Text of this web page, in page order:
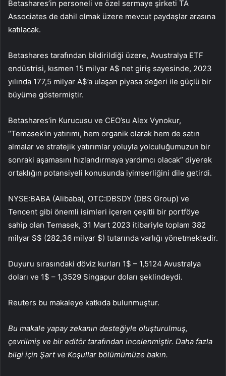
Betashares’in personeli ve özel sermaye şirketi TA
Associates de dahil olmak üzere mevcut paydaşlar arasına
katılacak.
Betashares tarafından bildirildiği üzere, Avustralya ETF
endüstrisi, kısmen 15 milyar A$ net giriş sayesinde, 2023
yılında 177,5 milyar A$’a ulaşan piyasa değeri ile güçlü bir
büyüme göstermiştir.
Betashares’in Kurucusu ve CEO’su Alex Vynokur,
“Temasek’in yatırımı, hem organik olarak hem de satın
almalar ve stratejik yatırımlar yoluyla yolculuğumuzun bir
sonraki aşamasını hızlandırmaya yardımcı olacak” diyerek
ortaklığın potansiyeli konusunda iyimserliğini dile getirdi.
NYSE:BABA (Alibaba), OTC:DBSDY (DBS Group) ve
Tencent gibi önemli isimleri içeren çeşitli bir portföye
sahip olan Temasek, 31 Mart 2023 itibariyle toplam 382
milyar S$ (282,36 milyar $) tutarında varlığı yönetmektedir.
Duyuru sırasındaki döviz kurları 1$ – 1,5124 Avustralya
doları ve 1$ – 1,3529 Singapur doları şeklindeydi.
Reuters bu makaleye katkıda bulunmuştur.
Bu makale yapay zekanın desteğiyle oluşturulmuş,
çevrilmiş ve bir editör tarafından incelenmiştir. Daha fazla
bilgi için Şart ve Koşullar bölümümüze bakın.